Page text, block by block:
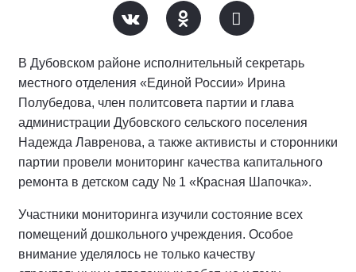
В Дубовском районе исполнительный секретарь
местного отделения «Единой России» Ирина
Полубедова, член политсовета партии и глава
администрации Дубовского сельского поселения
Надежда Лавренова, а также активисты и сторонники
партии провели мониторинг качества капитального
ремонта в детском саду № 1 «Красная Шапочка».
Участники мониторинга изучили состояние всех
помещений дошкольного учреждения. Особое
внимание уделялось не только качеству